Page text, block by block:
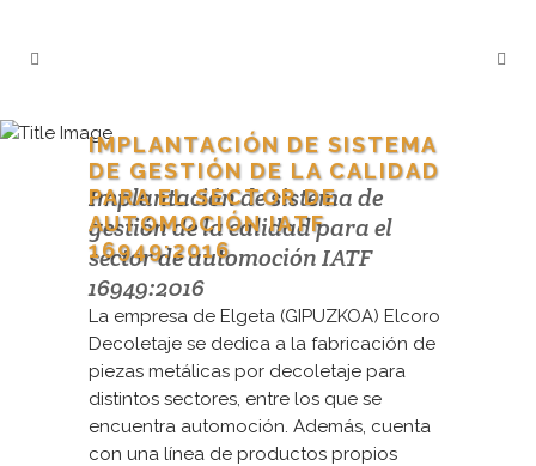
IMPLANTACIÓN DE SISTEMA
DE GESTIÓN DE LA CALIDAD
PARA EL SECTOR DE
AUTOMOCIÓN IATF
16949:2016
Implantación de sistema de
gestión de la calidad para el
sector de automoción IATF
16949:2016
La empresa de Elgeta (GIPUZKOA) Elcoro
Decoletaje se dedica a la fabricación de
piezas metálicas por decoletaje para
distintos sectores, entre los que se
encuentra automoción. Además, cuenta
con una línea de productos propios